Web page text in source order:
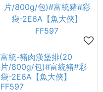
富統-豬肉漢堡排(20
片/800g/包)#富統豬#彩
袋-2E6A【魚大俠】
FF597